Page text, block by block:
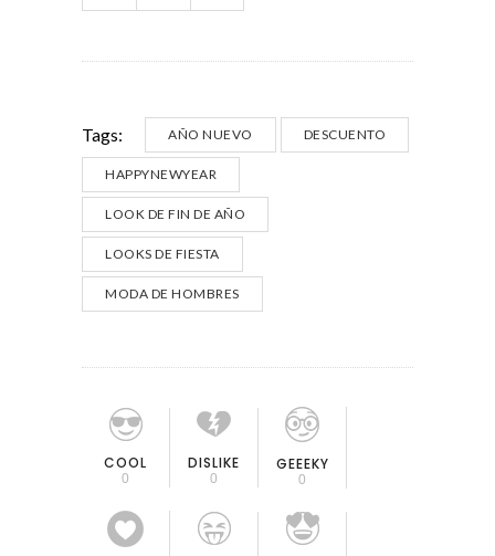
Tags: AÑO NUEVO DESCUENTO
HAPPYNEWYEAR
LOOK DE FIN DE AÑO
LOOKS DE FIESTA
MODA DE HOMBRES
COOL
0
DISLIKE
0
GEEEKY
0